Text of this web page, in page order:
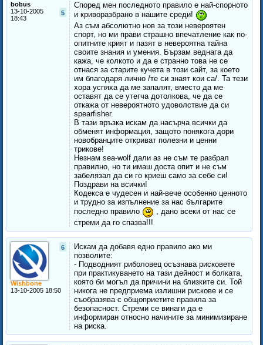
bobus
5
13-10-2005
18:43
Според мен последното правило е най-спорното
и криворазбрано в нашите среди!
Аз съм абсолютно нов за този невероятен
спорт, но ми прави страшно впечатление как по-
опитните крият и пазят в невероятна тайна
своите знания и умения. Бързам веднага да
кажа, че колкото и да е странно това не се
отнася за старите кучета в този сайт, за което
им благодаря лично /те си знаят кои са/. Та тези
хора успяха да ме запалят, вместо да ме
оставят да се утегча дотолкова, че да се
откажа от невероятното удоволствие да си
spearfisher.
В тази връзка искам да насърча всички да
обменят информация, защото понякога дори
новобранците откриват полезни и ценни
трикове!
Незнам sea-wolf дали аз не съм те разбрал
правилно, но ти имаш доста опит и не съм
забелязал да си го криеш само за себе си!
Поздрави на всички!
Кодекса е чудесен и най-вече особенно ценното
и трудно за изпълнение за нас българите
последно правило
, дано всеки от нас се
стреми да го спазва!!!
6
Wishbone
13-10-2005 18:50
Искам да добавя едно правило ако ми
позволите:
- Подводният риболовец осъзнава рисковете
при практикуването на тази дейност и болката,
която би могъл да причини на близките си. Той
никога не предприема излишни рискове и се
съобразява с общоприетите правила за
безопасност. Стреми се винаги да е
информиран относно начините за минимизиране
на риска.